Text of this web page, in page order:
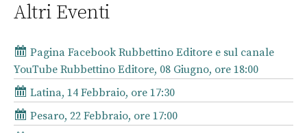
Altri Eventi
Pagina Facebook Rubbettino Editore e sul canale
YouTube Rubbettino Editore, 08 Giugno, ore 18:00
Latina, 14 Febbraio, ore 17:30
Pesaro, 22 Febbraio, ore 17:00